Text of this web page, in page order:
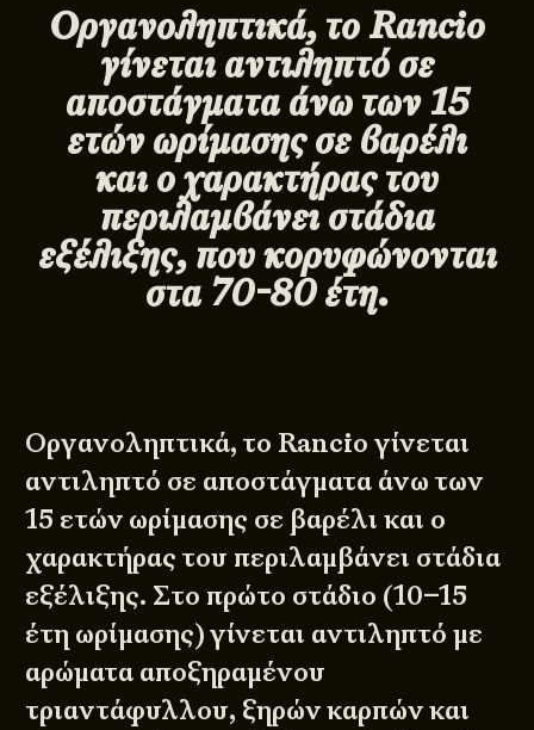
Οργανοληπτικά, το Rancio
γίνεται αντιληπτό σε
αποστάγματα άνω των 15
ετών ωρίμασης σε βαρέλι
και ο χαρακτήρας του
περιλαμβάνει στάδια
εξέλιξης, που κορυφώνονται
στα 70-80 έτη.
Οργανοληπτικά, το Rancio γίνεται
αντιληπτό σε αποστάγματα άνω των
15 ετών ωρίμασης σε βαρέλι και ο
χαρακτήρας του περιλαμβάνει στάδια
εξέλιξης. Στο πρώτο στάδιο (10–15
έτη ωρίμασης) γίνεται αντιληπτό με
αρώματα αποξηραμένου
τριαντάφυλλου, ξηρών καρπών και